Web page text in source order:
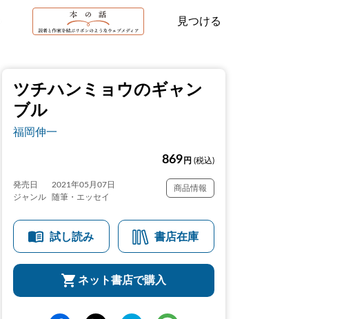
見つける
ツチハンミョウのギャン
ブル
福岡伸一
869 円 (税込)
発売日
2021年05月07日
ジャンル
随筆・エッセイ
商品情報
試し読み 書店在庫
ネット書店で購入